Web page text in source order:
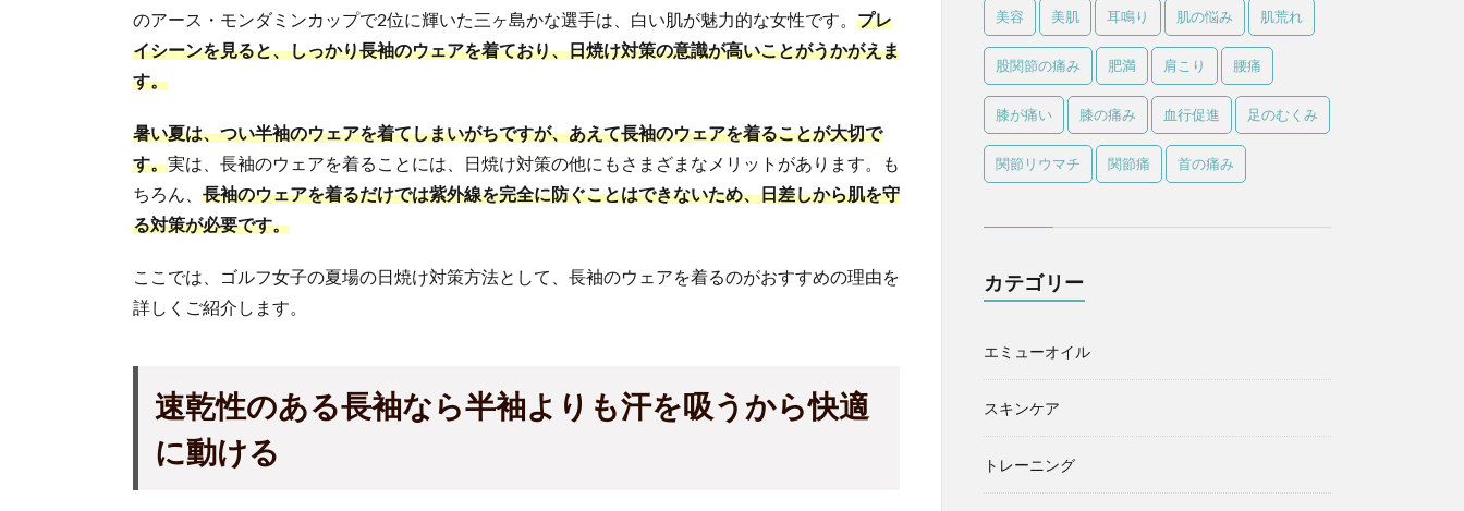
のアース・モンダミンカップで2位に輝いた三ヶ島かな選手は、白い肌が魅力的な女性です。 プレ
イシーンを見ると、しっかり長袖のウェアを着ており、日焼け対策の意識が高いことがうかがえま
す。
暑い夏は、つい半袖のウェアを着てしまいがちですが、あえて長袖のウェアを着ることが大切で
す。実は、長袖のウェアを着ることには、日焼け対策の他にもさまざまなメリットがあります。も
ちろん、 長袖のウェアを着るだけでは紫外線を完全に防ぐことはできないため、日差しから肌を守
る対策が必要です。
ここでは、ゴルフ女子の夏場の日焼け対策方法として、長袖のウェアを着るのがおすすめの理由を
詳しくご紹介します。
速乾性のある長袖なら半袖よりも汗を吸うから快適
に動ける
美容 美肌 耳鳴り 肌の悩み 肌荒れ
股関節の痛み 肥満 肩こり 腰痛
膝が痛い 膝の痛み 血行促進 足のむくみ
関節リウマチ 関節痛 首の痛み
カテゴリー
エミューオイル
スキンケア
トレーニング